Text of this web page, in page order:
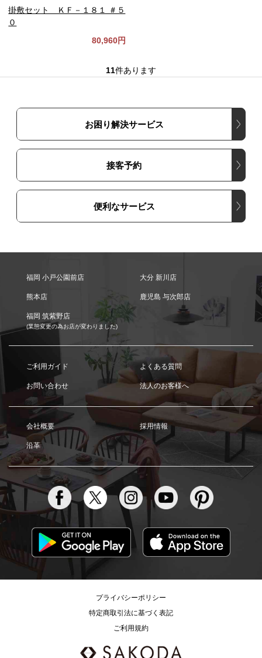
掛敷セット ＫＦ－１８１ ＃５
０
80,960円
11件あります
お困り解決サービス
接客予約
便利なサービス
福岡 小戸公園前店 大分 新川店
熊本店 鹿児島 与次郎店
福岡 筑紫野店
(業態変更の為お店が変わりました)
ご利用ガイド よくある質問
お問い合わせ 法人のお客様へ
会社概要 採用情報
沿革
プライバシーポリシー
特定商取引法に基づく表記
ご利用規約